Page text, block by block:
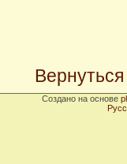
Создано на основе